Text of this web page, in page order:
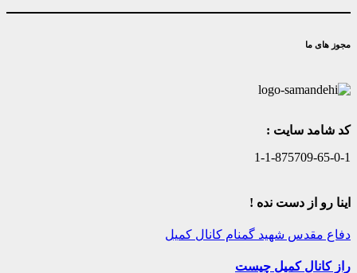
مجوز های ما
کد شامد سایت :
1-1-875709-65-0-1
اینا رو از دست نده !
دفاع مقدس شهید گمنام کانال کمیل
راز کانال کمیل چیست